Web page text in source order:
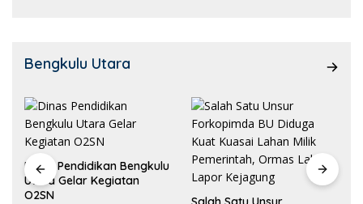
Bengkulu Utara
Dinas Pendidikan Bengkulu
Utara Gelar Kegiatan
O2SN